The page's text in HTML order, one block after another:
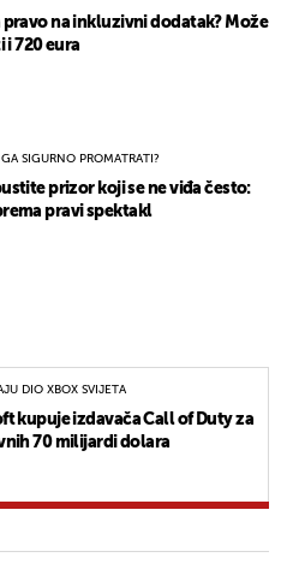
pravo na inkluzivni dodatak? Može
i 720 eura
GA SIGURNO PROMATRATI?
prizor koji se ne viđa često:
pravi spektakl
DIO XBOX SVIJETA
kupuje izdavača Call of Duty za
70 milijardi dolara